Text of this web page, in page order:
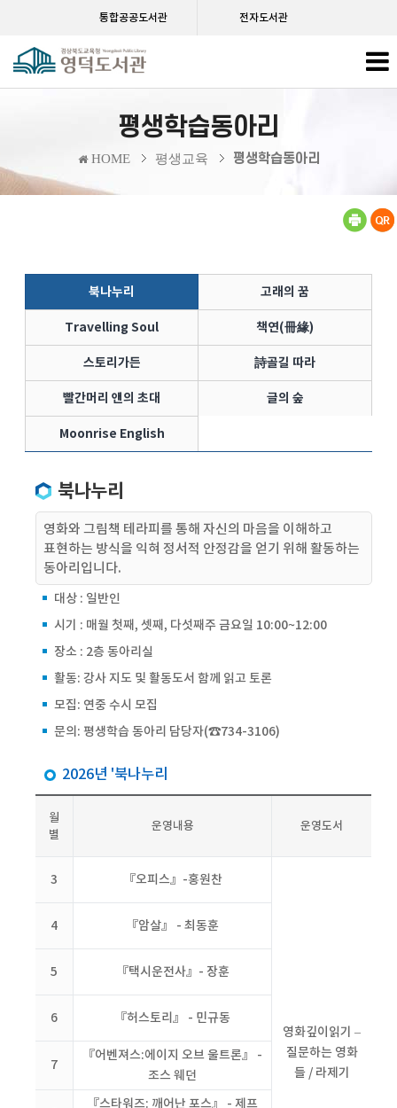
통합공공도서관 전자도서관
평생학습동아리
HOME 평생교육 평생학습동아리
북나누리 고래의 꿈
Travelling Soul 책연(冊緣)
스토리가든 詩골길 따라
빨간머리 앤의 초대 글의 숲
Moonrise English
북나누리
영화와 그림책 테라피를 통해 자신의 마음을 이해하고
표현하는 방식을 익혀 정서적 안정감을 얻기 위해 활동하는
동아리입니다.
대상 : 일반인
시기 : 매월 첫째, 셋째, 다섯째주 금요일 10:00~12:00
장소 : 2층 동아리실
활동: 강사 지도 및 활동도서 함께 읽고 토론
모집: 연중 수시 모집
문의: 평생학습 동아리 담당자(☎734-3106)
2026년 '북나누리
월
별
운영내용 운영도서
3 『오피스』-홍원찬
영화깊이읽기 –
질문하는 영화
들 / 라제기
4 『암살』 - 최동훈
5 『택시운전사』- 장훈
6 『허스토리』 - 민규동
7
『어벤져스:에이지 오브 울트론』 -
조스 웨던
『스타워즈: 깨어난 포스』 - 제프